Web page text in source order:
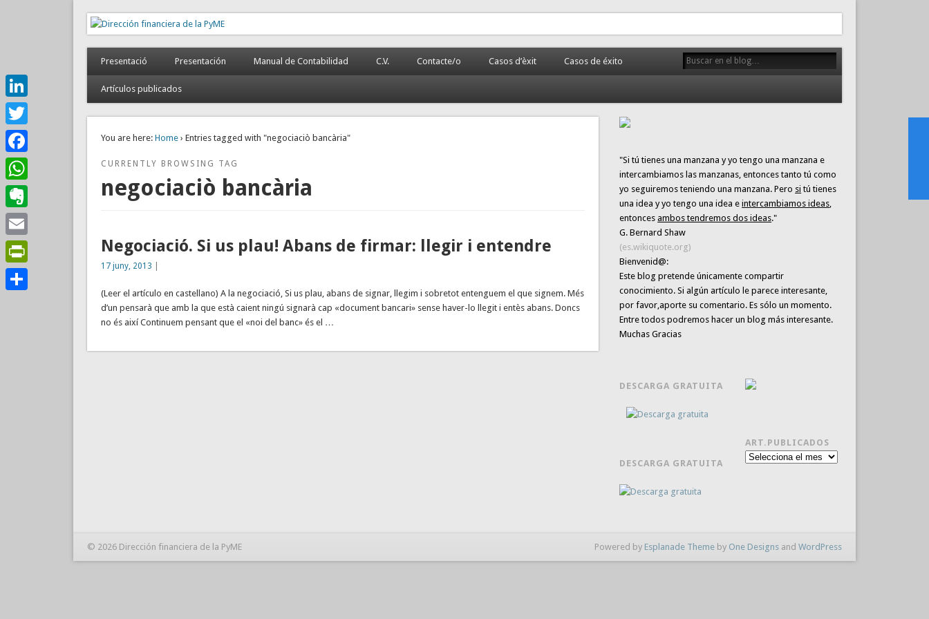
Dirección financiera de la PyME
Gestión empresarial eficiente. Dirección financiera externalizada.
Presentació Presentación Manual de Contabilidad C.V. Contacte/o Casos d’èxit Casos de éxito
Artículos publicados
You are here: Home› Entries tagged with "negociaciò bancària"
CURRENTLY BROWSING TAG
negociaciò bancària
Negociació. Si us plau! Abans de firmar: llegir i entendre
17 juny, 2013
(Leer el artículo en castellano) A la negociació, Si us plau, abans de signar, llegim i sobretot entenguem el que signem. Més
d’un pensarà que amb la que està caient ningú signarà cap «document bancari» sense haver-lo llegit i entès abans. Doncs
no és així Continuem pensant que el «noi del banc» és el …
"Si tú tienes una manzana y yo tengo una manzana e
intercambiamos las manzanas, entonces tanto tú como
yo seguiremos teniendo una manzana. Pero si tú tienes
una idea y yo tengo una idea eintercambiamos ideas,
entoncesambos tendremos dos ideas."
G. Bernard Shaw
(es.wikiquote.org)
Bienvenid@:
Este blog pretende únicamentecompartir
conocimiento. Si algún artículo le parece interesante,
por favor,aporte su comentario. Es sólo un momento.
Entre todos podremos hacer un blog más interesante.
Muchas Gracias
DESCARGA GRATUITA
DESCARGA GRATUITA
ART.PUBLICADOS
Art.publicados
© 2026 Dirección financiera de la PyME Powered by Esplanade Theme by One Designs and WordPress
LinkedIn
Twitter
Facebook
WhatsApp
Evernote
Email
PrintFriendly